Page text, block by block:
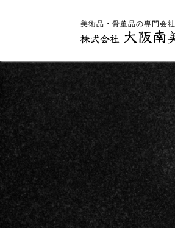
美術品・骨董品の専門会社